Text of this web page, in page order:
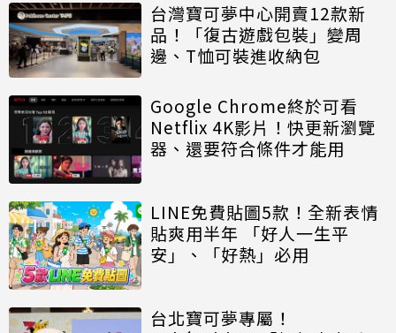
台灣寶可夢中心開賣12款新
品！「復古遊戲包裝」變周
邊、T恤可裝進收納包
Google Chrome終於可看
Netflix 4K影片！快更新瀏覽
器、還要符合條件才能用
LINE免費貼圖5款！全新表情
貼爽用半年 「好人一生平
安」、「好熱」必用
台北寶可夢專屬！